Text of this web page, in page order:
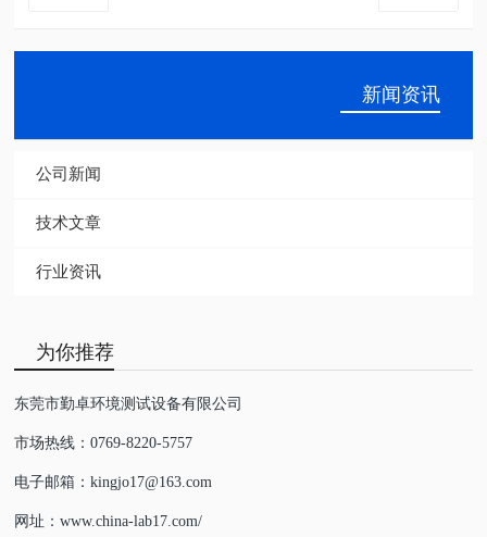
新闻资讯
公司新闻
技术文章
行业资讯
为你推荐
东莞市勤卓环境测试设备有限公司
市场热线：0769-8220-5757
电子邮箱：kingjo17@163.com
网址：www.china-lab17.com/